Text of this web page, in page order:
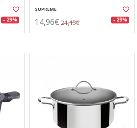
- 29%
SUPREME
14,96€ 21,15€ - 29%